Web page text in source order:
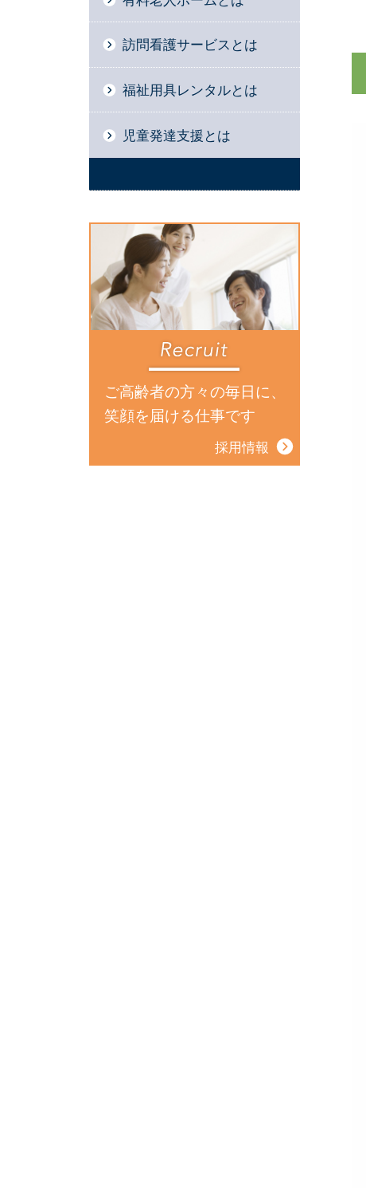
訪問看護サービスとは
福祉用具レンタルとは
児童発達支援とは
ご高齢者の方々の毎日に、
笑顔を届ける仕事です
採用情報